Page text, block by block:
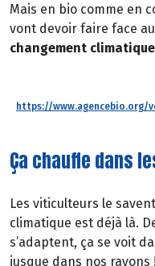
Mais en bio comme en
vont devoir faire face
changement
https://
Ça chauffe dans
Les viticulteurs le
climatique est déjà là.
s’adaptent, ça se voit
jusque dans nos rayons !